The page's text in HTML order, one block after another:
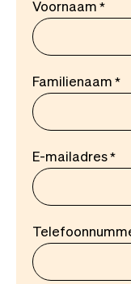
Voornaam
Familienaam
E-mailadres